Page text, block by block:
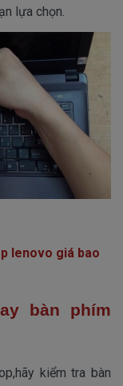
lựa chọn.
lenovo giá bao
bàn phím
kiểm tra bàn